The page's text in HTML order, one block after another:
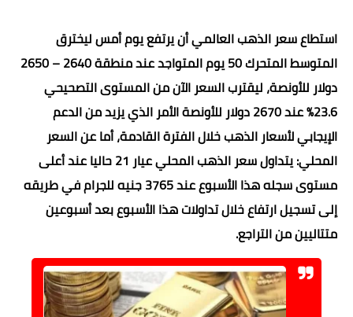
استطاع سعر الذهب العالمي أن يرتفع يوم أمس ليخترق
المتوسط المتحرك 50 يوم المتواجد عند منطقة 2640 – 2650
دولار للأونصة، ليقترب السعر الآن من المستوى التصحيحي
23.6% عند 2670 دولار للأونصة الأمر الذي يزيد من الدعم
الإيجابي لأسعار الذهب خلال الفترة القادمة، أما عن السعر
المحلي: يتداول سعر الذهب المحلي عيار 21 حاليا عند أعلى
مستوى سجله هذا الأسبوع عند 3765 جنيه للجرام في طريقه
إلى تسجيل ارتفاع خلال تداولات هذا الأسبوع بعد أسبوعين
متتاليين من التراجع.